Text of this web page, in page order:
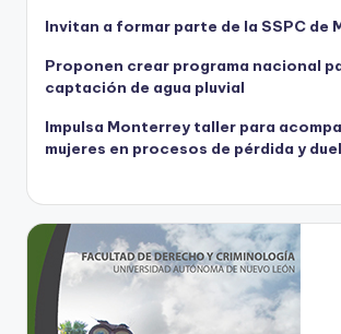
Invitan a formar parte de la SSPC de
Proponen crear programa nacional
captación de agua pluvial
Impulsa Monterrey taller para
mujeres en procesos de pérdida y